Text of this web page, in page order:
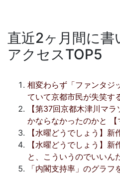
直近2ヶ月間に
アクセスTOP5
相変わらず「ファンタジ
ていて京都市民が失笑す
【第37回京都木津川マ
かならなかったのかと 【
【水曜どうでしょう】新
【水曜どうでしょう】
と、こういうのでいいん
「内閣支持率」のグラ